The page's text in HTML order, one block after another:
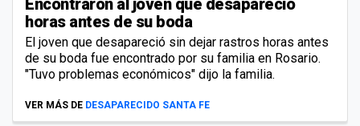
Encontraron al joven que desapareció
horas antes de su boda
El joven que desapareció sin dejar rastros horas antes
de su boda fue encontrado por su familia en Rosario.
"Tuvo problemas económicos" dijo la familia.
VER MÁS DE DESAPARECIDO SANTA FE